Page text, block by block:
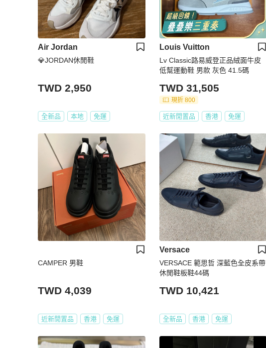
Air Jordan
💎JORDAN休閒鞋
TWD 2,950
全新品 本地 免運
Louis Vuitton
Lv Classic路易威登正品絨面牛皮
低幫運動鞋 男款 灰色 41.5碼
TWD 31,505
現折 800
近新閒置品 香港 免運
CAMPER 男鞋
TWD 4,039
近新閒置品 香港 免運
Versace
VERSACE 範思哲 深藍色全皮系帶
休閒鞋板鞋44碼
TWD 10,421
全新品 香港 免運